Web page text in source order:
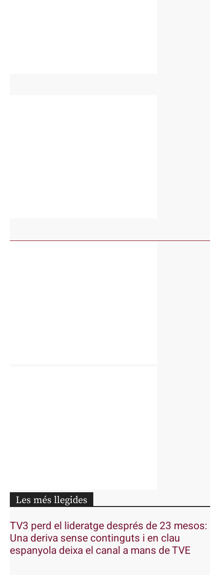
Les més llegides
TV3 perd el lideratge després de 23 mesos:
Una deriva sense continguts i en clau
espanyola deixa el canal a mans de TVE